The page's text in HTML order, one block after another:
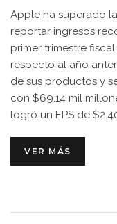
Apple ha superado
reportar ingresos
primer trimestre
respecto al año
de sus productos y
con $69.14 mil
logró un EPS de
VER MÁS